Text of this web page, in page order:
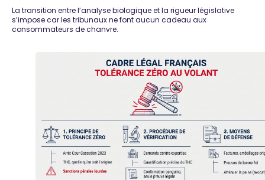
La transition entre l’analyse biologique et la rigueur législative
s’imposecar les tribunaux ne font aucun cadeau aux
consommateurs de chanvre.